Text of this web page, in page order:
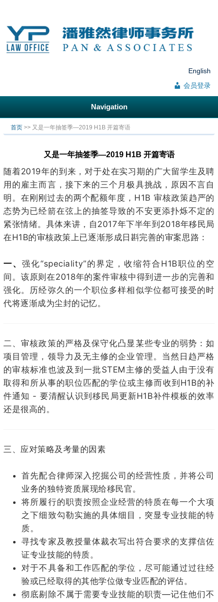
English
会员登录
Navigation
你在这里
首页 >> 又是一年抽签季—2019 H1B 开篇寄语
又是一年抽签季—2019 H1B 开篇寄语
随着2019年的到来，对于处在实习期的广大留学生及聘
用的雇主而言，接下来的三个月极具挑战，原因不言自
明。在刚刚过去的两个配额年度， H1B 审核政策趋严的
态势为已经箭在弦上的抽签导致的不安更添扑烁不定的
紧张情绪。 具体来讲，自2017年下半年到 2018年移民局
在H1B的审核政策上已逐渐形成日斟完善的审案思路：
一、强化“speciality”的界定，收缩符合H1B职位的空
间。该原则在2018年的案件审核中得到进一步的完善和
强化。历经弥久的一个职位多样相似学位都可接受的时
代将逐渐成为尘封的记忆。
二、审核政策的严格及保守化凸显某些专业的弱势：如
项目管理， 领导力及无主修的企业管理。当然日趋严格
的审核标准也波及到一批STEM 主修的受益人由于没有
取得和所从事的职位匹配的学位或主修而收到 H1B的补
件通知 - 要清醒认识到移民局更新H1B补件模板的效率
还是很高的。
三、 应对策略及考量的因素
首先配合律师深入挖掘公司的经营性质，并将公司
业务的独特资质展现给移民官。
将所履行的职责按照企业经营的特质在每一个大项
之下细致勾勒实施的具体细目，突显专业技能的特
质。
寻找专家及教授量体裁衣写出符合要求的支撑信佐
证专业技能的特质。
对于不具备和工作匹配的学位，尽可能通过过往经
验或已经取得的其他学位做专业匹配的评估。
彻底剔除不属于需要专业技能的职责—记住他们不